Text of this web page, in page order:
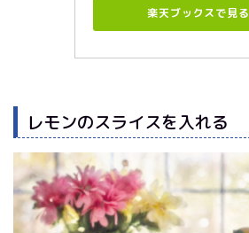
楽天ブックスで見る
レモンのスライスを入れる